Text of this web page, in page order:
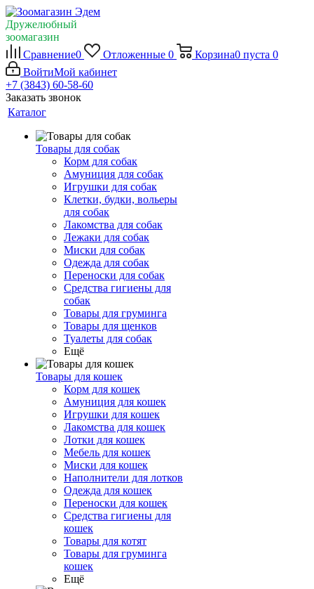
Дружелюбный
зоомагазин
Сравнение0 Отложенные 0 Корзина0 пуста 0
ВойтиМой кабинет
+7 (3843) 60-58-60
Заказать звонок
Каталог
Товары для собак
Корм для собак
Амуниция для собак
Игрушки для собак
Клетки, будки, вольеры
для собак
Лакомства для собак
Лежаки для собак
Миски для собак
Одежда для собак
Переноски для собак
Средства гигиены для
собак
Товары для груминга
Товары для щенков
Туалеты для собак
Ещё
Товары для кошек
Корм для кошек
Амуниция для кошек
Игрушки для кошек
Лакомства для кошек
Лотки для кошек
Мебель для кошек
Миски для кошек
Наполнители для лотков
Одежда для кошек
Переноски для кошек
Средства гигиены для
кошек
Товары для котят
Товары для груминга
кошек
Ещё